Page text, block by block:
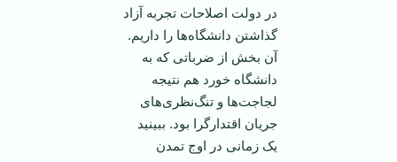
در دولت اصلاحات تجربه آزاد
گذاشتن دانشگاه‌ها را داریم.
آن بخش از ضرباتی که به
دانشگاه خورد هم نتیجه
لجاجت‌ها و تنگ‌نظری‌های
جریان اقتدارگرا بود. ببینید
یک زمانی در اوج تمدن